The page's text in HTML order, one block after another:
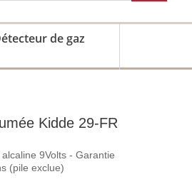
de gaz
Kidde 29-FR
9Volts - Garantie
(pile exclue)